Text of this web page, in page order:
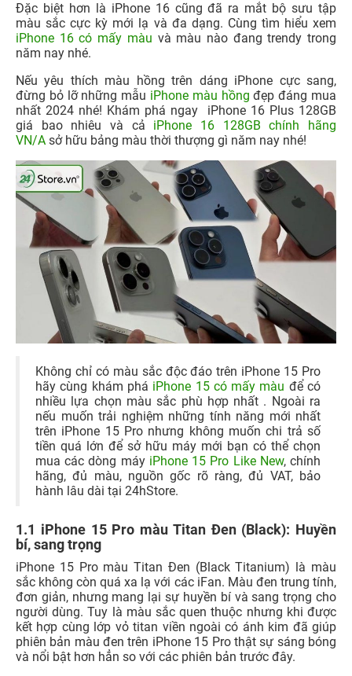
Đặc biệt hơn là iPhone 16 cũng đã ra mắt bộ sưu tập
màu sắc cực kỳ mới lạ và đa dạng. Cùng tìm hiểu xem
iPhone 16 có mấy màu và màu nào đang trendy trong
năm nay nhé.
Nếu yêu thích màu hồng trên dáng iPhone cực sang,
đừng bỏ lỡ những mẫu iPhone màu hồng đẹp đáng mua
nhất 2024 nhé! Khám phá ngay iPhone 16 Plus 128GB
giá bao nhiêu và cả iPhone 16 128GB chính hãng
VN/A sở hữu bảng màu thời thượng gì năm nay nhé!
Không chỉ có màu sắc độc đáo trên iPhone 15 Pro
hãy cùng khám phá iPhone 15 có mấy màu để có
nhiều lựa chọn màu sắc phù hợp nhất . Ngoài ra
nếu muốn trải nghiệm những tính năng mới nhất
trên iPhone 15 Pro nhưng không muốn chi trả số
tiền quá lớn để sở hữu máy mới bạn có thể chọn
mua các dòng máy iPhone 15 Pro Like New, chính
hãng, đủ màu, nguồn gốc rõ ràng, đủ VAT, bảo
hành lâu dài tại 24hStore.
1.1 iPhone 15 Pro màu Titan Đen (Black): Huyền
bí, sang trọng
iPhone 15 Pro màu Titan Đen (Black Titanium) là màu
sắc không còn quá xa lạ với các iFan. Màu đen trung tính,
đơn giản, nhưng mang lại sự huyền bí và sang trọng cho
người dùng. Tuy là màu sắc quen thuộc nhưng khi được
kết hợp cùng lớp vỏ titan viền ngoài có ánh kim đã giúp
phiên bản màu đen trên iPhone 15 Pro thật sự sáng bóng
và nổi bật hơn hẳn so với các phiên bản trước đây.